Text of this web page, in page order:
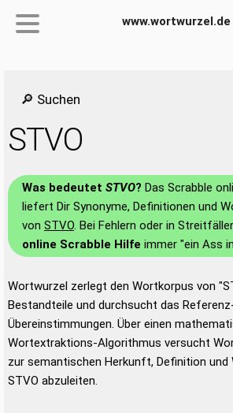
www.wortwurzel.de
🔎 Suchen
STVO
Was bedeutet STVO? Das Scrabble
liefert Dir Synonyme, Definitionen und
von STVO. Bei Fehlern oder in
online Scrabble Hilfe immer "ein Ass
Wortwurzel zerlegt den Wortkorpus von
Bestandteile und durchsucht das
Übereinstimmungen. Über einen
Wortextraktions-Algorithmus versucht
zur semantischen Herkunft, Definition und
STVO abzuleiten.